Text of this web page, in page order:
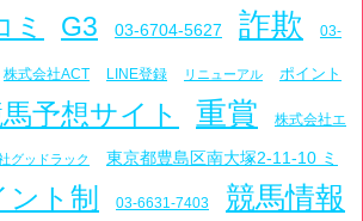
ミ G3 03-6704-5627 詐欺 03-
株式会社ACT LINE登録 リニューアル ポイント
予想サイト 重賞 株式会社エ
グッドラック 東京都豊島区南大塚2-11-10 ミ
ント制 03-6631-7403
競馬情報